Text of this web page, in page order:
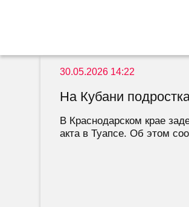
30.05.2026 14:22
На Кубани
В Краснодарском крае
акта в Туапсе. Об этом